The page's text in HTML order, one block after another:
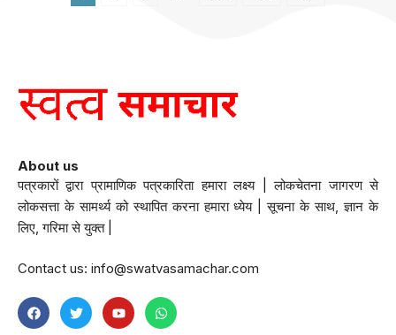
About us
पत्रकारों द्वारा प्रामाणिक पत्रकारिता हमारा लक्ष्य | लोकचेतना जागरण से
लोकसत्ता के सामर्थ्य को स्थापित करना हमारा ध्येय | सूचना के साथ, ज्ञान के
लिए, गरिमा से युक्त |
Contact us: info@swatvasamachar.com